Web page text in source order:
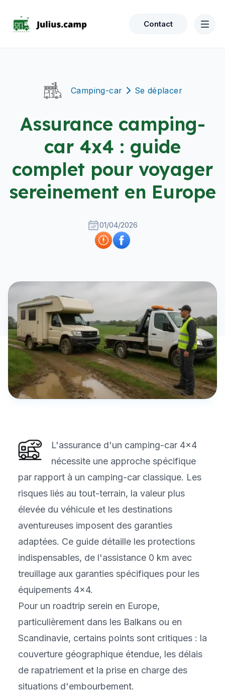
Contact
Camping-car Se déplacer
Assurance camping-
car 4x4 : guide
complet pour voyager
sereinement en Europe
01/04/2026
L'assurance d'un camping-car 4×4
nécessite une approche spécifique
par rapport à un camping-car classique. Les
risques liés au tout-terrain, la valeur plus
élevée du véhicule et les destinations
aventureuses imposent des garanties
adaptées. Ce guide détaille les protections
indispensables, de l'assistance 0 km avec
treuillage aux garanties spécifiques pour les
équipements 4x4.
Pour un roadtrip serein en Europe,
particulièrement dans les Balkans ou en
Scandinavie, certains points sont critiques : la
couverture géographique étendue, les délais
de rapatriement et la prise en charge des
situations d'embourbement.